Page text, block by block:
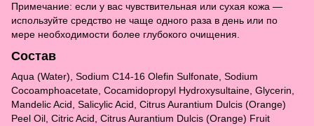
Примечание: если у вас чувствительная или сухая кожа —
используйте средство не чаще одного раза в день или по
мере необходимости более глубокого очищения.
Состав
Aqua (Water), Sodium C14-16 Olefin Sulfonate, Sodium
Cocoamphoacetate, Cocamidopropyl Hydroxysultaine, Glycerin,
Mandelic Acid, Salicylic Acid, Citrus Aurantium Dulcis (Orange)
Peel Oil, Citric Acid, Citrus Aurantium Dulcis (Orange) Fruit